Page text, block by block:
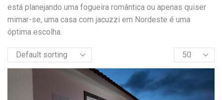
está planejando uma fogueira romântica ou apenas quiser
mimar-se, uma casa com jacuzzi em Nordeste é uma
óptima escolha.